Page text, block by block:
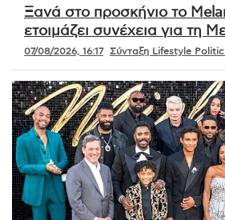
Ξανά στο προσκήνιο το
ετοιμάζει συνέχεια για τη
07/08/2026, 16:17 Σύνταξη Lifestyle